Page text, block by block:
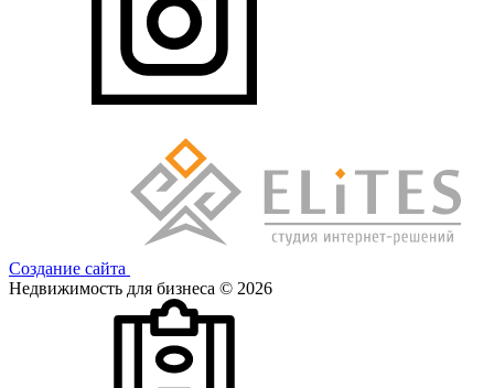
Создание сайта
Недвижимость для бизнеса © 2026